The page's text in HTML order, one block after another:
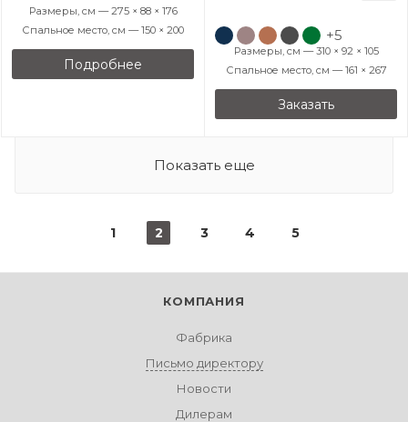
Размеры, см — 275 × 88 × 176
Спальное место, см — 150 × 200
Подробнее
+5
Размеры, см — 310 × 92 × 105
Спальное место, см — 161 × 267
Заказать
Показать еще
1 2 3 4 5
КОМПАНИЯ
Фабрика
Письмо директору
Новости
Дилерам